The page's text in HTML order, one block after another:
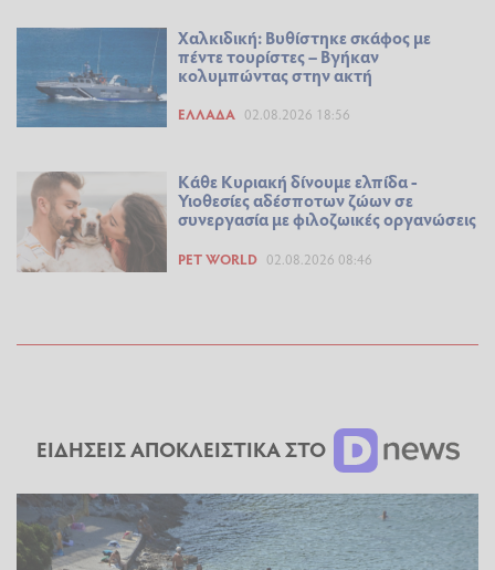
Χαλκιδική: Βυθίστηκε σκάφος με
πέντε τουρίστες – Βγήκαν
κολυμπώντας στην ακτή
ΕΛΛΆΔΑ 02.08.2026 18:56
Κάθε Κυριακή δίνουμε ελπίδα -
Υιοθεσίες αδέσποτων ζώων σε
συνεργασία με φιλοζωικές οργανώσεις
PET WORLD 02.08.2026 08:46
ΕΙΔΗΣΕΙΣ ΑΠΟΚΛΕΙΣΤΙΚΑ ΣΤΟ